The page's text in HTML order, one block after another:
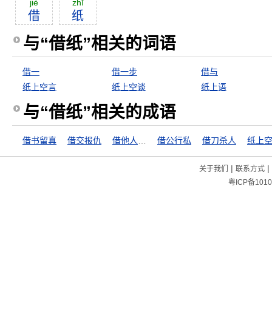
jiè
借
zhĭ
纸
与“借纸”相关的词语
借一 借一步
借与
纸上空言
纸上空谈 纸上语
与“借纸”相关的成语
借书留真 借交报仇 借公行私 借刀杀人 纸上
关于我们 | 联系方式|
粤ICP备